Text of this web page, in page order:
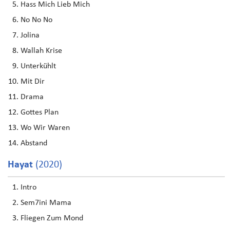
Hass Mich Lieb Mich
No No No
Jolina
Wallah Krise
Unterkühlt
Mit Dir
Drama
Gottes Plan
Wo Wir Waren
Abstand
Hayat (2020)
Intro
Sem7ini Mama
Fliegen Zum Mond